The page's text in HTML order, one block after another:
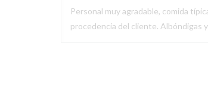
Personal muy agradable, comida
procedencia del cliente. Albóndigas